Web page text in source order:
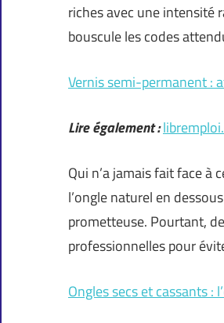
riches avec une intensité
bouscule les codes
Vernis semi-permanent :
Lire également :
Qui n’a jamais fait face
l’ongle naturel en
prometteuse. Pourtant,
professionnelles pour
Ongles secs et cassants :